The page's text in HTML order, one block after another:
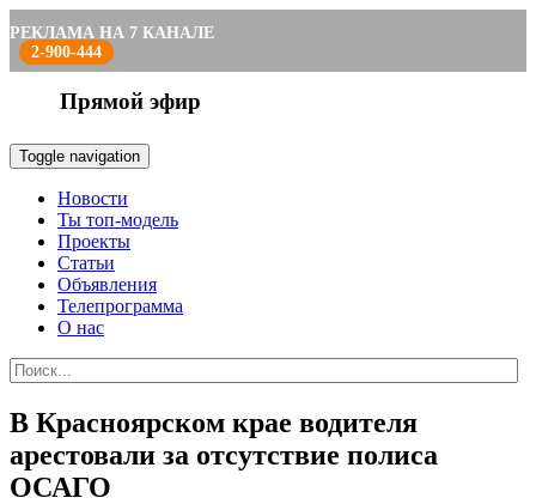
РЕКЛАМА НА 7 КАНАЛЕ
2-900-444
Прямой эфир
Toggle navigation
Новости
Ты топ-модель
Проекты
Статьи
Объявления
Телепрограмма
О нас
В Красноярском крае водителя
арестовали за отсутствие полиса
ОСАГО